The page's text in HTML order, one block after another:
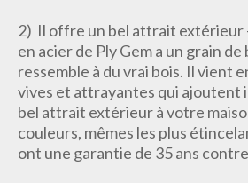
2) Il offre un bel attrait extérieur
en acier de Ply Gem a un grain
ressemble à du vrai bois. Il vient
vives et attrayantes qui ajoutent
bel attrait extérieur à votre
couleurs, mêmes les plus
ont une garantie de 35 ans